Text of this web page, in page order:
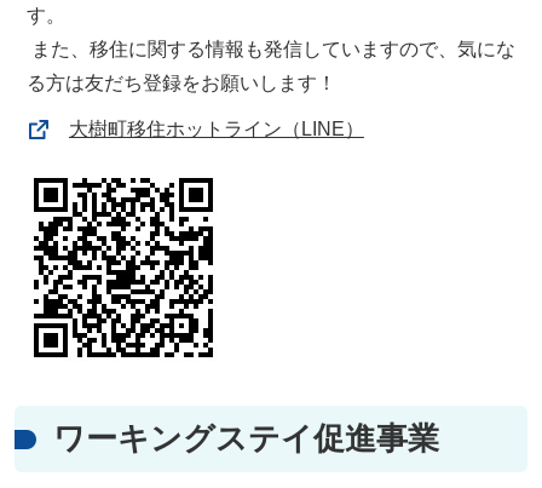
す。
また、移住に関する情報も発信していますので、気にな
る方は友だち登録をお願いします！
大樹町移住ホットライン（LINE）
ワーキングステイ促進事業